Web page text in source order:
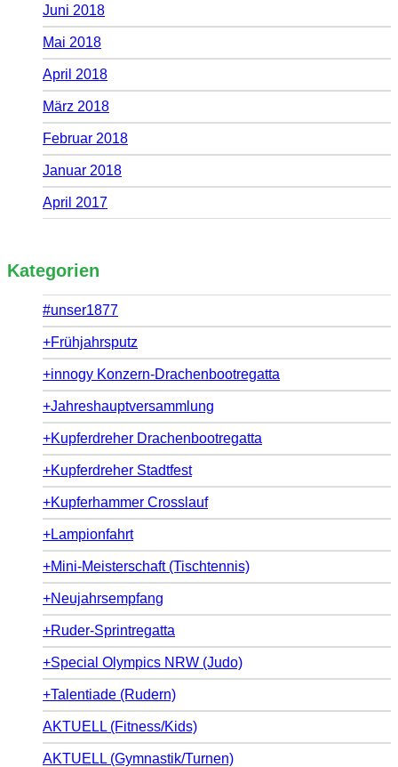
Juni 2018
Mai 2018
April 2018
März 2018
Februar 2018
Januar 2018
April 2017
Kategorien
#unser1877
+Frühjahrsputz
+innogy Konzern-Drachenbootregatta
+Jahreshauptversammlung
+Kupferdreher Drachenbootregatta
+Kupferdreher Stadtfest
+Kupferhammer Crosslauf
+Lampionfahrt
+Mini-Meisterschaft (Tischtennis)
+Neujahrsempfang
+Ruder-Sprintregatta
+Special Olympics NRW (Judo)
+Talentiade (Rudern)
AKTUELL (Fitness/Kids)
AKTUELL (Gymnastik/Turnen)